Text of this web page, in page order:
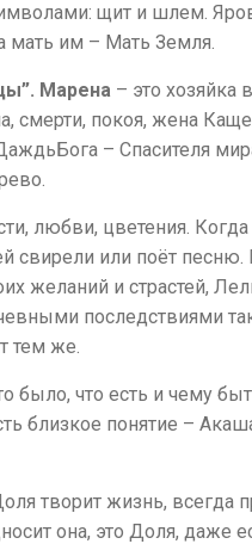
щит и шлем.
мать им – Мать Земля.
Марена – это хозяйка
смерти, покоя, жена
– Спасителя
любви, цветения. Когда
свирели или поёт
желаний и страстей,
последствиями
тем же.
было, что есть и чему
близкое понятие –
творит жизнь, всегда
она, это Доля, даже